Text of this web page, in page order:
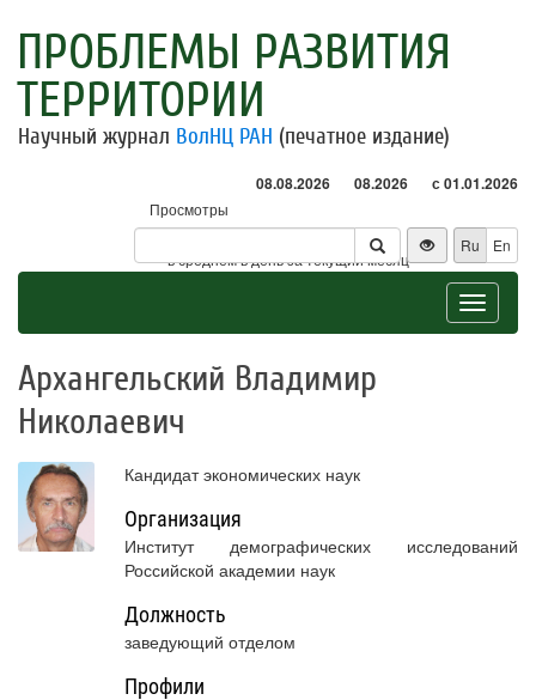
ПРОБЛЕМЫ РАЗВИТИЯ
ТЕРРИТОРИИ
Научный журнал ВолНЦ РАН (печатное издание)
08.08.2026 08.2026 с 01.01.2026
Просмотры
Посетители
* - в среднем в день за текущий месяц
Ru En
Toggle
Архангельский Владимир
Николаевич
Кандидат экономических наук
Организация
Институт демографических исследований
Российской академии наук
Должность
заведующий отделом
Профили